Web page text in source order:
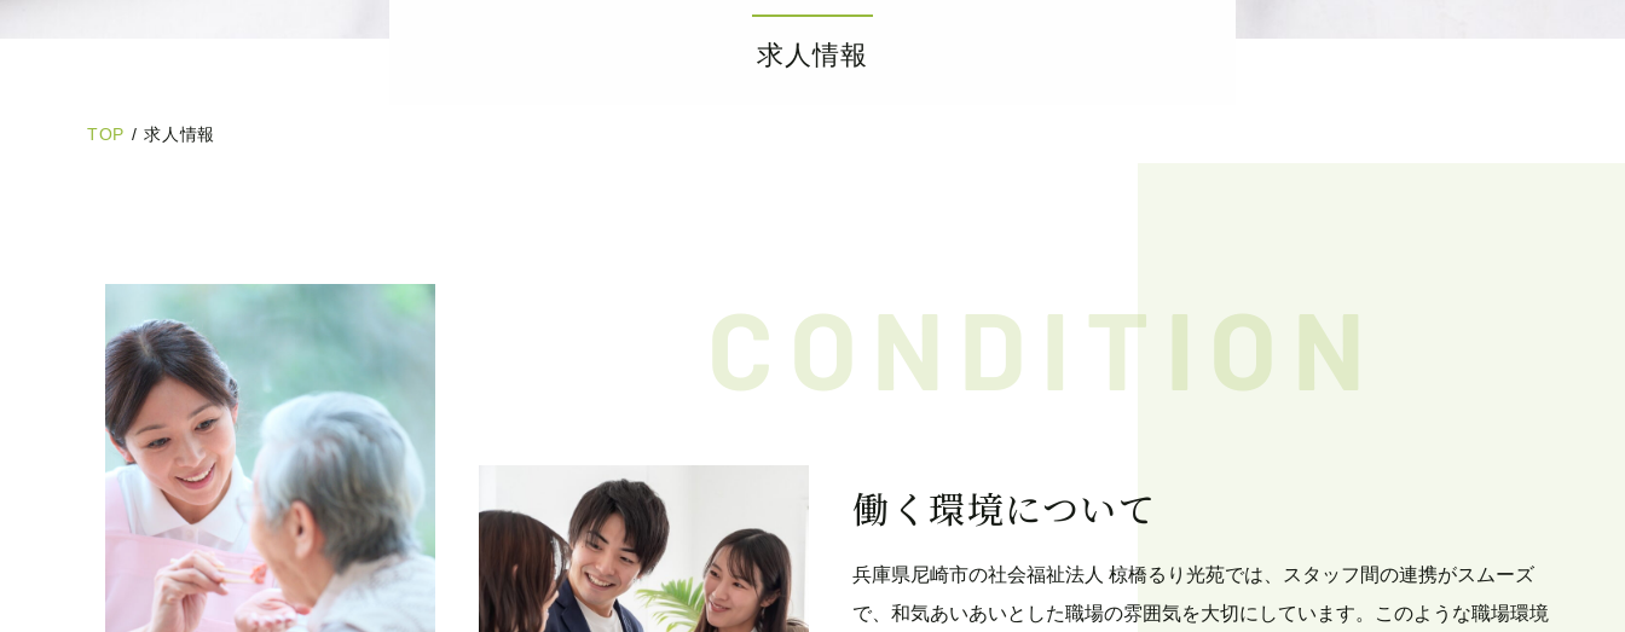
求人情報
TOP / 求人情報
CONDITION
働く環境について
兵庫県尼崎市の社会福祉法人 椋橋るり光苑では、スタッフ間の連携がスムーズ
で、和気あいあいとした職場の雰囲気を大切にしています。このような職場環境